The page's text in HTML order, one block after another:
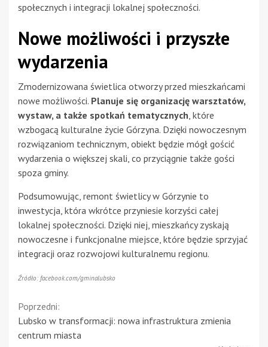
społecznych i integracji lokalnej społeczności.
Nowe możliwości i przyszłe
wydarzenia
Zmodernizowana świetlica otworzy przed mieszkańcami
nowe możliwości. Planuje się organizację warsztatów,
wystaw, a także spotkań tematycznych, które
wzbogacą kulturalne życie Górzyna. Dzięki nowoczesnym
rozwiązaniom technicznym, obiekt będzie mógł gościć
wydarzenia o większej skali, co przyciągnie także gości
spoza gminy.
Podsumowując, remont świetlicy w Górzynie to
inwestycja, która wkrótce przyniesie korzyści całej
lokalnej społeczności. Dzięki niej, mieszkańcy zyskają
nowoczesne i funkcjonalne miejsce, które będzie sprzyjać
integracji oraz rozwojowi kulturalnemu regionu.
Źródło: facebook.com/gminalubsko
Continue
Reading
Poprzedni:
Lubsko w transformacji: nowa infrastruktura zmienia
centrum miasta